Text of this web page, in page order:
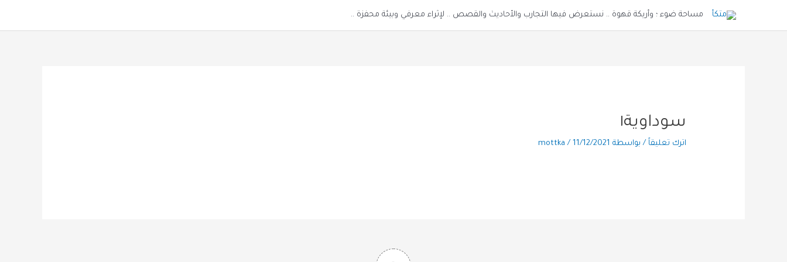
مساحة ضوء ؛ وأريكة قهوة .. نستعرض فيها التجارب والأحاديث والقصص .. لإثراء معرفي وبيئة محفزة ..
سوداوية١
اترك تعليقاً / بواسطة mottka/ 11/12/2021